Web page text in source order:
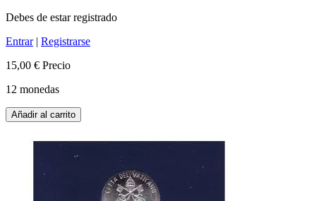
Debes de estar registrado
Entrar| Registrarse
15,00 € Precio
12 monedas
Añadir al carrito